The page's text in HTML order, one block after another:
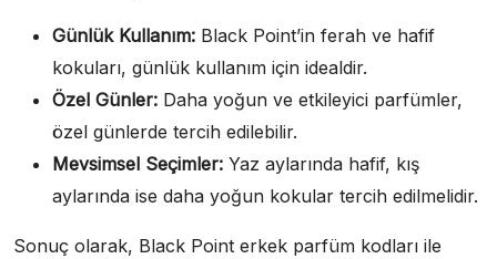
Günlük Kullanım: Black Point’in ferah ve hafif
kokuları, günlük kullanım için idealdir.
Özel Günler: Daha yoğun ve etkileyici parfümler,
özel günlerde tercih edilebilir.
Mevsimsel Seçimler: Yaz aylarında hafif, kış
aylarında ise daha yoğun kokular tercih edilmelidir.
Sonuç olarak, Black Point erkek parfüm kodları ile